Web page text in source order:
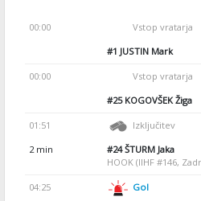
00:00 Vstop vratarja
#1 JUSTIN Mark
00:00 Vstop vratarja
#25KOGOVŠEK Žiga
01:51 Izključitev
2 min
#24ŠTURM Jaka
HOOK (IIHF #146,
04:25 Gol